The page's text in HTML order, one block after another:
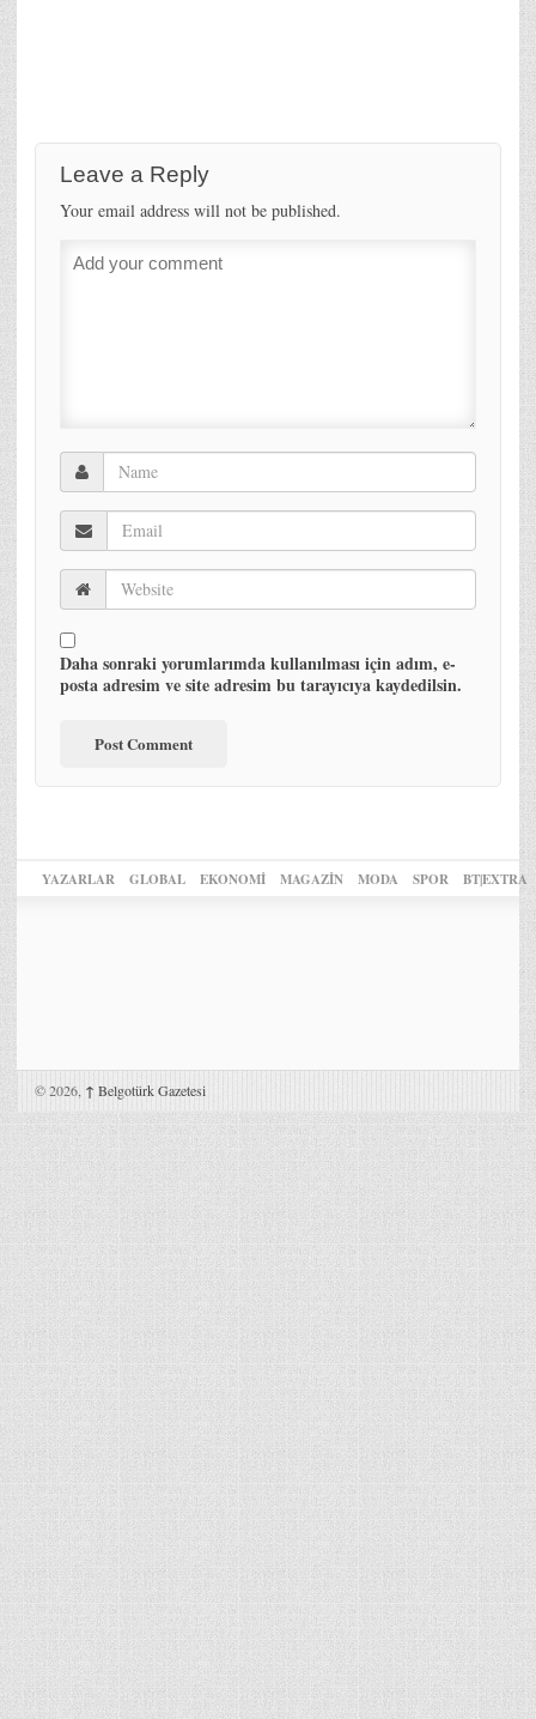
Leave a Reply
Your email address will not be published.
Daha sonraki yorumlarımda kullanılması için adım, e-
posta adresim ve site adresim bu tarayıcıya kaydedilsin.
YAZARLAR GLOBAL EKONOMİ MAGAZİN MODA SPOR BT|EXTRA
© 2026, ↑ Belgotürk Gazetesi